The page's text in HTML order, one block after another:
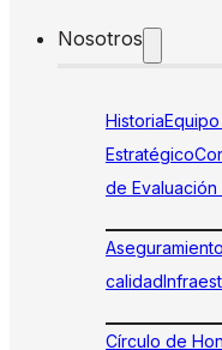
Nosotros
Historia
Estratégico
de Evaluación
calidad
Círculo de